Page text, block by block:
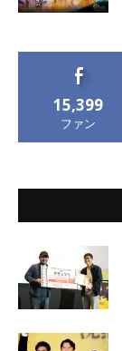
15,399
ファン